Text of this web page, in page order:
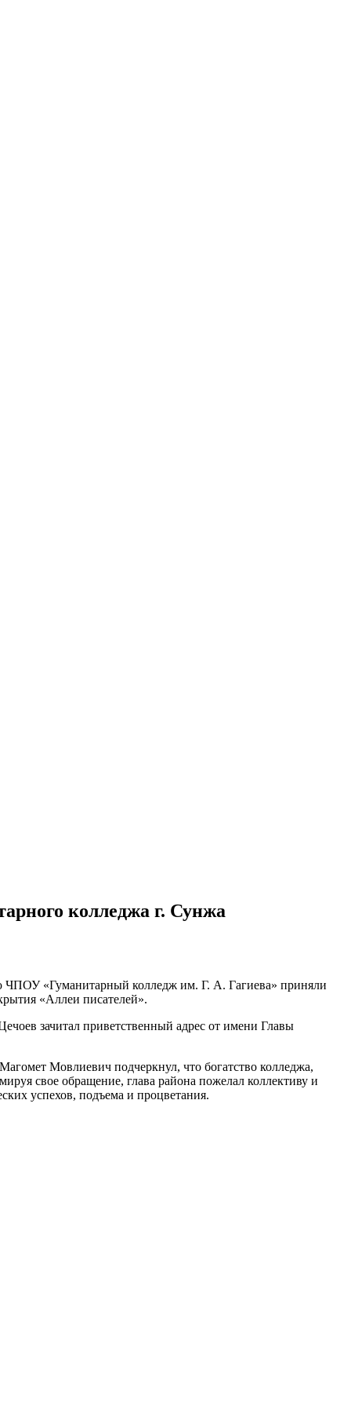
колледжа г. Сунжа
«Гуманитарный колледж им. Г. А. Гагиева» приняли
«Аллеи писателей».
зачитал приветственный адрес от имени Главы
Мовлиевич подчеркнул, что богатство колледжа,
свое обращение, глава района пожелал коллективу и
успехов, подъема и процветания.